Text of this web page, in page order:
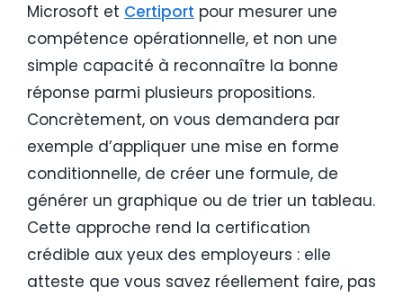
Microsoft et Certiport pour mesurer une
compétence opérationnelle, et non une
simple capacité à reconnaître la bonne
réponse parmi plusieurs propositions.
Concrètement, on vous demandera par
exemple d’appliquer une mise en forme
conditionnelle, de créer une formule, de
générer un graphique ou de trier un tableau.
Cette approche rend la certification
crédible aux yeux des employeurs : elle
atteste que vous savez réellement faire, pas